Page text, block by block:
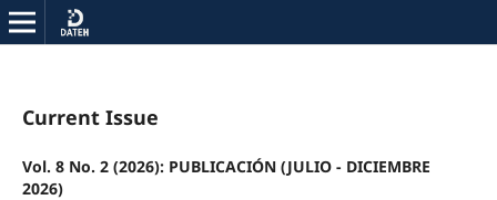
Current Issue
Vol. 8 No. 2 (2026): PUBLICACIÓN (JULIO - DICIEMBRE
2026)